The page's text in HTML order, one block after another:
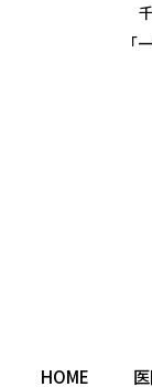
「
HOME